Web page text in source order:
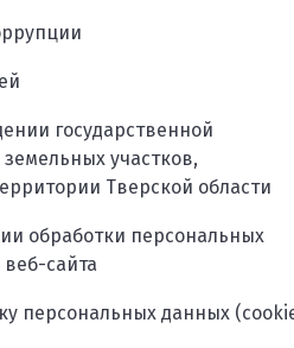
государственной
участков,
Тверской области
обработки персональных
сайта
персональных данных